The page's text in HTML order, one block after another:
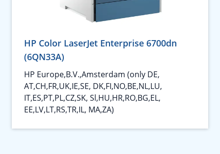
HP Color LaserJet Enterprise 6700dn
(6QN33A)
HP Europe,B.V.,Amsterdam (only DE,
AT,CH,FR,UK,IE,SE, DK,FI,NO,BE,NL,LU,
IT,ES,PT,PL,CZ,SK, Sl,HU,HR,RO,BG,EL,
EE,LV,LT,RS,TR,IL, MA,ZA)